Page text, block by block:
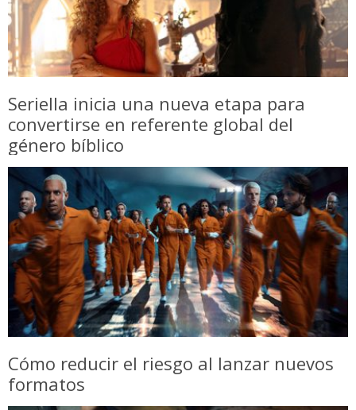
Seriella inicia una nueva etapa para
convertirse en referente global del
género bíblico
Cómo reducir el riesgo al lanzar nuevos
formatos